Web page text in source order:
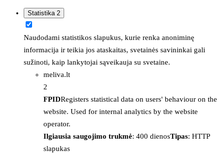
Statistika 2
Naudodami statistikos slapukus, kurie renka anoniminę
informacija ir teikia jos ataskaitas, svetainės savininkai gali
sužinoti, kaip lankytojai sąveikauja su svetaine.
meliva.lt
2
FPIDRegisters statistical data on users' behaviour on the
website. Used for internal analytics by the website
operator.
Ilgiausia saugojimo trukmė: 400 dienosTipas: HTTP
slapukas